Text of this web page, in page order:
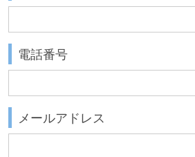
電話番号
メールアドレス